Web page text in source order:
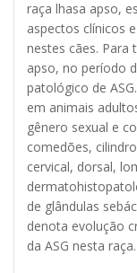
raça lhasa apso,
aspectos clínicos
nestes cães. Para
apso, no período
patológico de
em animais
gênero sexual e
comedões,
cervical, dorsal,
de glândulas
denota evolução
da ASG nesta raça.